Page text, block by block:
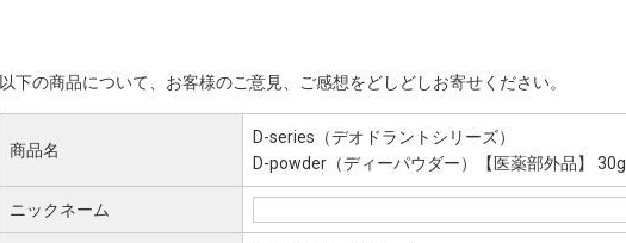
以下の商品について、お客様のご意見、ご感想をどしどしお寄せください。
商品名
D-series（デオドラントシリーズ）
D-powder（ディーパウダー）【医薬部外品】 30g
ニックネーム